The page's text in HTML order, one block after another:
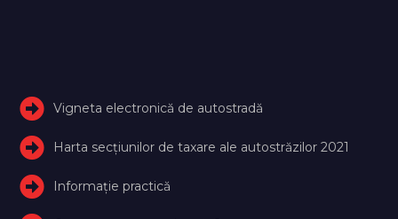
Vigneta electronică de autostradă
Harta secțiunilor de taxare ale autostrăzilor 2021
Informație practică